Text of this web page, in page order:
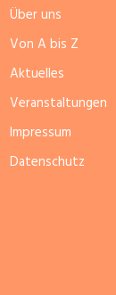
Über uns
Von A bis Z
Aktuelles
Veranstaltungen
Impressum
Datenschutz